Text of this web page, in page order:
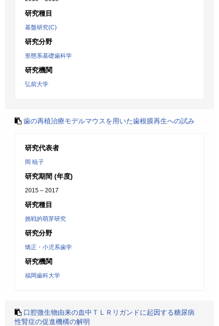
研究種目
基盤研究(C)
研究分野
形態系基礎歯科学
研究機関
弘前大学
歯の再植治療モデルマウスを用いた歯根膜再生への試み
研究代表者
岡 暁子
研究期間 (年度)
2015 – 2017
研究種目
挑戦的萌芽研究
研究分野
矯正・小児系歯学
研究機関
福岡歯科大学
口腔微生物由来の血中ＴＬＲリガンドに起因する糖尿病
性腎症の促進機構の解明